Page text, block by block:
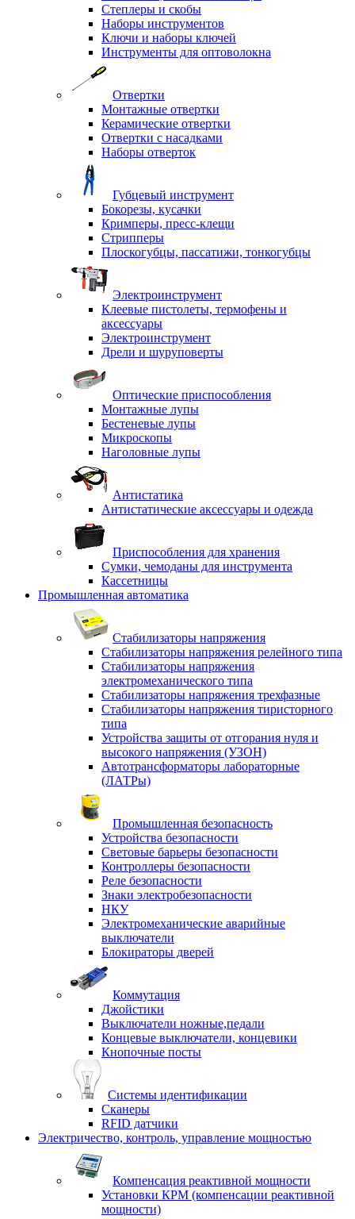
Степлеры и скобы
Наборы инструментов
Ключи и наборы ключей
Инструменты для оптоволокна
Отвертки
Монтажные отвертки
Керамические отвертки
Отвертки с насадками
Наборы отверток
Губцевый инструмент
Бокорезы, кусачки
Кримперы, пресс-клещи
Стрипперы
Плоскогубцы, пассатижи, тонкогубцы
Электроинструмент
Клеевые пистолеты, термофены и
аксессуары
Электроинструмент
Дрели и шуруповерты
Оптические приспособления
Монтажные лупы
Бестеневые лупы
Микроскопы
Наголовные лупы
Антистатика
Антистатические аксессуары и одежда
Приспособления для хранения
Сумки, чемоданы для инструмента
Кассетницы
Промышленная автоматика
Стабилизаторы напряжения
Стабилизаторы напряжения релейного типа
Стабилизаторы напряжения
электромеханического типа
Стабилизаторы напряжения трехфазные
Стабилизаторы напряжения тиристорного
типа
Устройства защиты от отгорания нуля и
высокого напряжения (УЗОН)
Автотрансформаторы лабораторные
(ЛАТРы)
Промышленная безопасность
Устройства безопасности
Световые барьеры безопасности
Контроллеры безопасности
Реле безопасности
Знаки электробезопасности
НКУ
Электромеханические аварийные
выключатели
Блокираторы дверей
Коммутация
Джойстики
Выключатели ножные,педали
Концевые выключатели, концевики
Кнопочные посты
Системы идентификации
Сканеры
RFID датчики
Электричество, контроль, управление мощностью
Компенсация реактивной мощности
Установки КРМ (компенсации реактивной
мощности)